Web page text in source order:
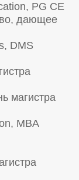
PG СЕ
дающее
DMS
магистра
MBA